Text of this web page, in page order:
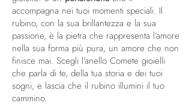
accompagna nei tuoi momenti speciali. Il
rubino, con la sua brillantezza e la sua
passione, è la pietra che rappresenta l’amore
nella sua forma più pura, un amore che non
finisce mai. Scegli l’anello Comete gioielli
che parla di te, della tua storia e dei tuoi
sogni, e lascia che il rubino illumini il tuo
cammino.